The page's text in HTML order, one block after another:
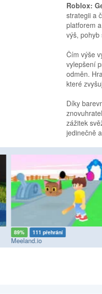
Roblox:
strategii a
platforem
výš,
Čím výše
vylepšení
odměn.
které
Díky
zážitek
jedinečně
89% 111 přehrání
Meeland.io